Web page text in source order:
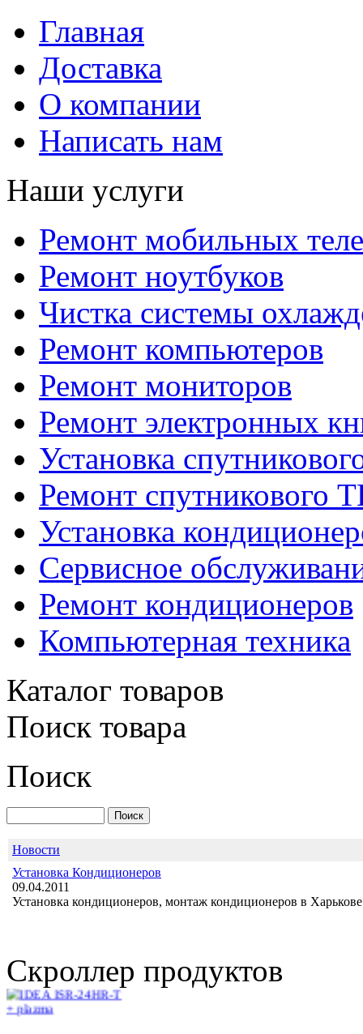
Главная
Доставка
О компании
Написать нам
Наши услуги
Ремонт мобильных
Ремонт ноутбуков
Чистка системы
Ремонт компьютеров
Ремонт мониторов
Ремонт электронных
Установка
Ремонт спутникового
Установка
Сервисное
Ремонт кондиционеров
Компьютерная техника
Каталог товаров
Поиск товара
Поиск
Новости
Установка Кондиционеров
09.04.2011
Установка кондиционеров, монтаж кондиционеров в
Скроллер продуктов
Позвоните, чтобы
уточнить цену
IDEA ISR-24HR-T +